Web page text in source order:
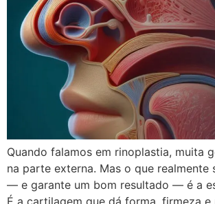
Quando falamos em rinoplastia, muita
na parte externa. Mas o que realmente
— e garante um bom resultado — é a